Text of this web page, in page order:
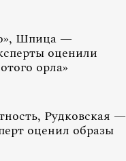
Шпица —
оценили
орла»
Рудковская —
оценил образы